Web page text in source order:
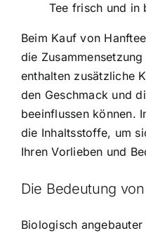
Tee frisch und in
Beim Kauf von
die
enthalten zusätzliche
den Geschmack und
beeinflussen können.
die Inhaltsstoffe, um
Ihren Vorlieben und
Die Bedeutung
Biologisch